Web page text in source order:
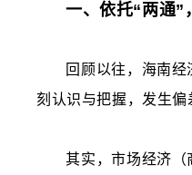
一、依托“两通”
回顾以往，海南
刻认识与把握，发生偏
其实，市场经济